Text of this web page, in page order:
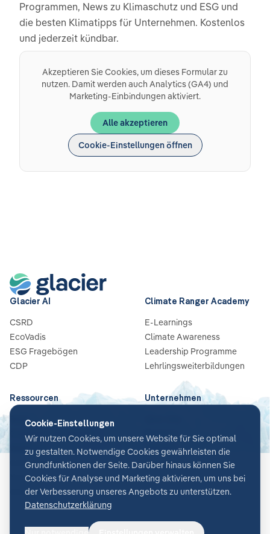
Programmen, News zu Klimaschutz und ESG und
die besten Klimatipps für Unternehmen. Kostenlos
und jederzeit kündbar.
Akzeptieren Sie Cookies, um dieses Formular zu
nutzen. Damit werden auch Analytics (GA4) und
Marketing-Einbindungen aktiviert.
Alle akzeptieren
Cookie-Einstellungen öffnen
Glacier AI
CSRD
EcoVadis
ESG Fragebögen
CDP
Climate Ranger Academy
E-Learnings
Climate Awareness
Leadership Programme
Lehrlingsweiterbildungen
Ressourcen
Blog
Guides & Checklisten
Webinare
Case Studies
News
Glossar
Unternehmen
Partners
Karriere
Kontakt
Cookie-Einstellungen
Wir nutzen Cookies, um unsere Website für Sie optimal
zu gestalten. Notwendige Cookies gewährleisten die
Grundfunktionen der Seite. Darüber hinaus können Sie
Cookies für Analyse und Marketing aktivieren, um uns bei
der Verbesserung unseres Angebots zu unterstützen.
Datenschutzerklärung